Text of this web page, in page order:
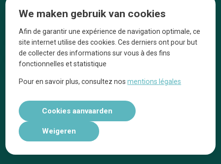
Home
De beste adressen
Blog
Winkelwijken
Tops 10
De ambachtslieden
Over ons
Ze praten over ons!
kennisgevingen
We maken gebruik van cookies
Afin de garantir une expérience de navigation optimale, ce
site internet utilise des cookies. Ces derniers ont pour but
de collecter des informations sur vous à des fins
fonctionnelles et statistique
Pour en savoir plus, consultez nosmentions légales
Cookies aanvaarden
Weigeren